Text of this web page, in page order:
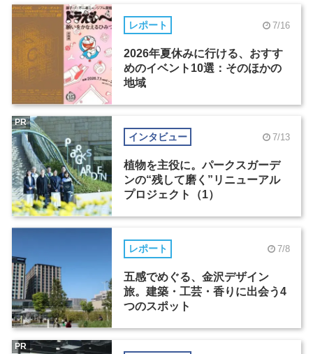
レポート 7/16
2026年夏休みに行ける、おすす
めのイベント10選：そのほかの
地域
インタビュー 7/13
植物を主役に。パークスガーデ
ンの“残して磨く”リニューアル
プロジェクト（1）
PR
レポート 7/8
五感でめぐる、金沢デザイン
旅。建築・工芸・香りに出会う4
つのスポット
PR